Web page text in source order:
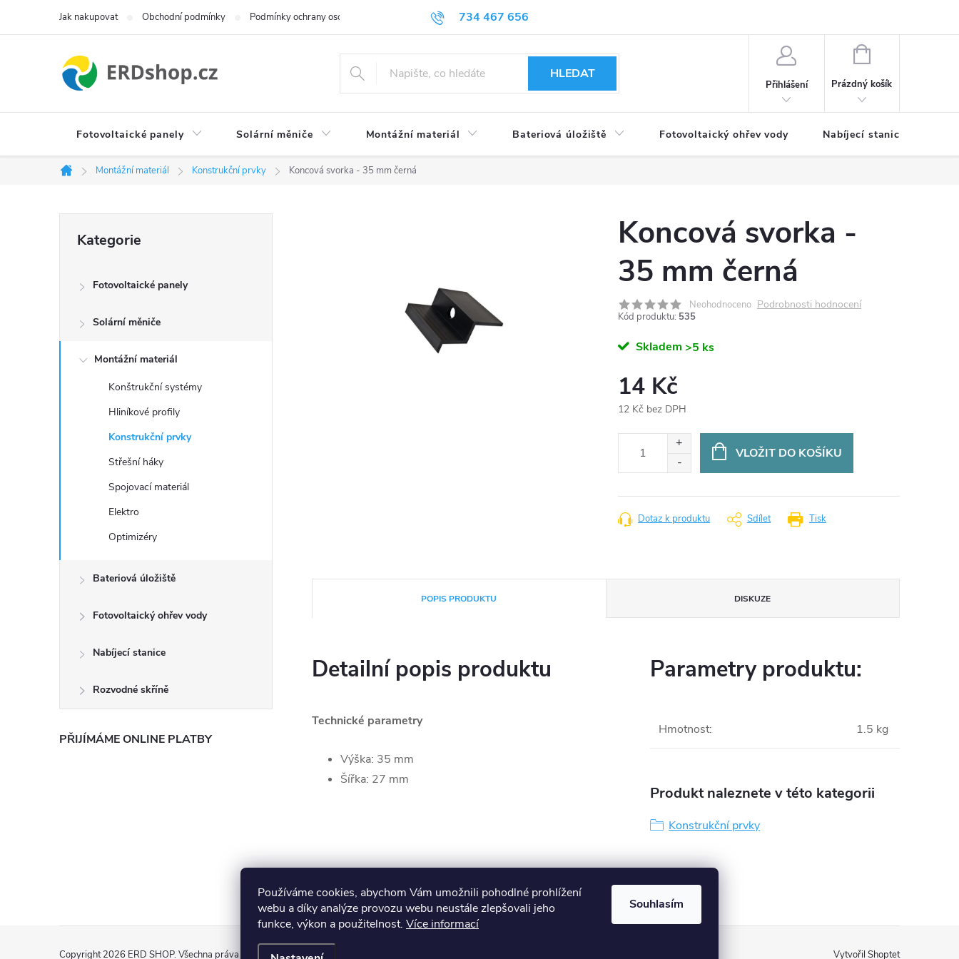
Používáme cookies, abychom Vám umožnili pohodlné prohlížení
webu a díky analýze provozu webu neustále zlepšovali jeho
funkce, výkon a použitelnost. Více informací
Souhlasím
734 467 656
Jak nakupovat Obchodní podmínky Podmínky ochrany osobních údajů
HLEDAT
Přihlášení
NÁKUPNÍ
Prázdný košík
Fotovoltaické panely Solární měniče Montážní materiál Bateriová úložiště Fotovoltaický ohřev vody Nabíjecí stanice
Domů
Montážní materiál Konstrukční prvky Koncová svorka - 35 mm černá
t
p
kategorie
Kategorie
Fotovoltaické panely
Solární měniče
Montážní materiál
Konštrukční systémy
Hliníkové profily
Konstrukční prvky
Střešní háky
Spojovací materiál
Elektro
Optimizéry
Bateriová úložiště
Fotovoltaický ohřev vody
Nabíjecí stanice
Rozvodné skříně
PŘIJÍMÁME ONLINE PLATBY
Koncová svorka -
35 mm černá
Neohodnoceno Podrobnosti hodnocení
Kód produktu: 535
Skladem >5 ks
14 Kč
12 Kč bez DPH
VLOŽIT DO KOŠÍKU
Tisk
Dotaz k produktu Sdílet
POPIS PRODUKTU DISKUZE
Detailní popis produktu
Technické parametry
Výška: 35 mm
Šířka: 27 mm
Parametry produktu:
Hmotnost: 1.5 kg
Produkt naleznete v této kategorii
Konstrukční prvky
Vytvořil Shoptet
Copyright 2026 ERD SHOP. Všechna práva vyhrazena.